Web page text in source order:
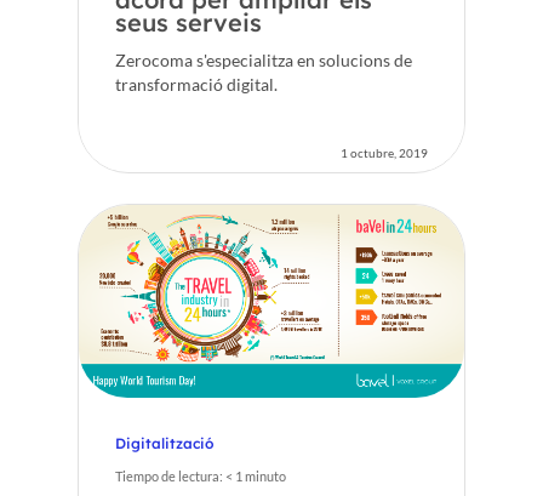
seus serveis
Zerocoma s'especialitza en solucions de
transformació digital.
1 octubre, 2019
Digitalització
Tiempo de lectura: < 1 minuto